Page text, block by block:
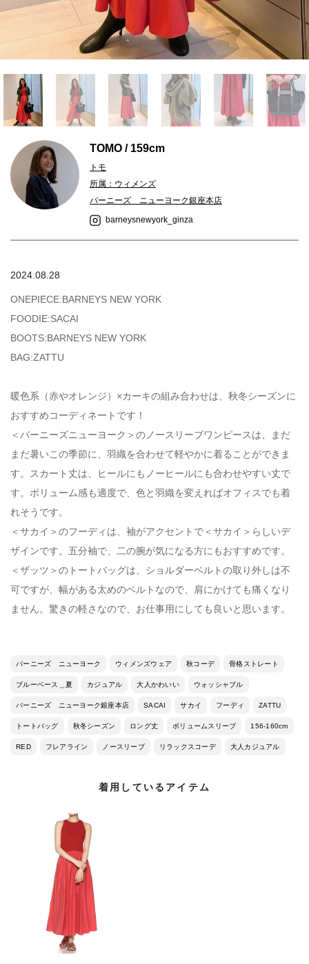
TOMO / 159cm
トモ
所属：ウィメンズ
バーニーズ ニューヨーク銀座本店
barneysnewyork_ginza
2024.08.28
ONEPIECE:BARNEYS NEW YORK
FOODIE:SACAI
BOOTS:BARNEYS NEW YORK
BAG:ZATTU
暖色系（赤やオレンジ）×カーキの組み合わせは、秋冬シーズンに
おすすめコーディネートです！
＜バーニーズニューヨーク＞のノースリーブワンピースは、まだ
まだ暑いこの季節に、羽織を合わせて軽やかに着ることができま
す。スカート丈は、ヒールにもノーヒールにも合わせやすい丈で
す。ボリューム感も適度で、色と羽織を変えればオフィスでも着
れそうです。
＜サカイ＞のフーディは、袖がアクセントで＜サカイ＞らしいデ
ザインです。五分袖で、二の腕が気になる方にもおすすめです。
＜ザッツ＞のトートバッグは、ショルダーベルトの取り外しは不
可ですが、幅がある太めのベルトなので、肩にかけても痛くなり
ません。驚きの軽さなので、お仕事用にしても良いと思います。
バーニーズ ニューヨーク ウィメンズウェア 秋コーデ 骨格ストレート
ブルーベース＿夏 カジュアル 大人かわいい ウォッシャブル
バーニーズ ニューヨーク銀座本店 SACAI サカイ フーディ ZATTU
トートバッグ 秋冬シーズン ロング丈 ボリュームスリーブ 156-160cm
RED フレアライン ノースリーブ リラックスコーデ 大人カジュアル
着用しているアイテム